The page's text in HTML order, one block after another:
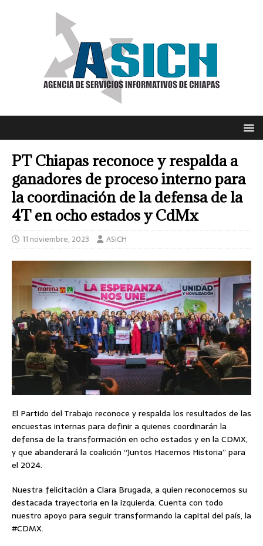
PT Chiapas reconoce y respalda a
ganadores de proceso interno para
la coordinación de la defensa de la
4T en ocho estados y CdMx
11 noviembre, 2023 ASICH
El Partido del Trabajo reconoce y respalda los resultados de las
encuestas internas para definir a quienes coordinarán la
defensa de la transformación en ocho estados y en la CDMX,
y que abanderará la coalición “Juntos Hacemos Historia” para
el 2024.
Nuestra felicitación a Clara Brugada, a quien reconocemos su
destacada trayectoria en la izquierda. Cuenta con todo
nuestro apoyo para seguir transformando la capital del país, la
#CDMX.